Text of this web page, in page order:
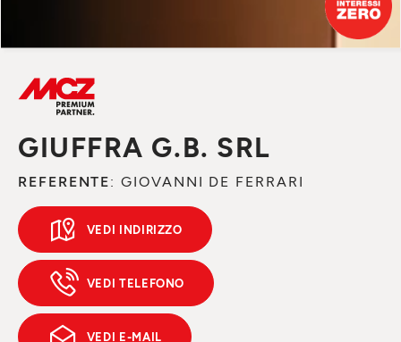
GIUFFRA G.B. SRL
REFERENTE: GIOVANNI DE FERRARI
VEDI INDIRIZZO
VEDI TELEFONO
VEDI E-MAIL